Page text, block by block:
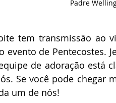
Padre
tem transmissão ao
evento de Pentecostes.
de adoração está
Se você pode chegar
um de nós!